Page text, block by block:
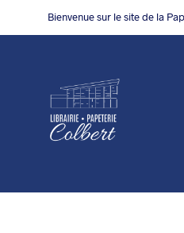
Bienvenue sur le site de la